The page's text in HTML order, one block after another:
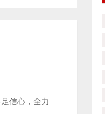
或
信心，全力